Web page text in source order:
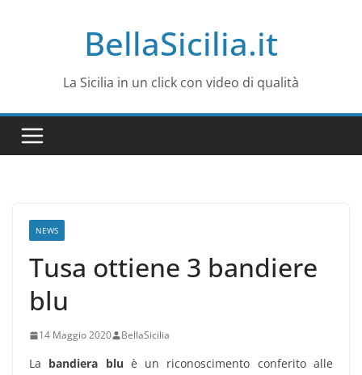
BellaSicilia.it
La Sicilia in un click con video di qualità
NEWS
Tusa ottiene 3 bandiere
blu
14 Maggio 2020 BellaSicilia
La bandiera blu è un riconoscimento conferito alle